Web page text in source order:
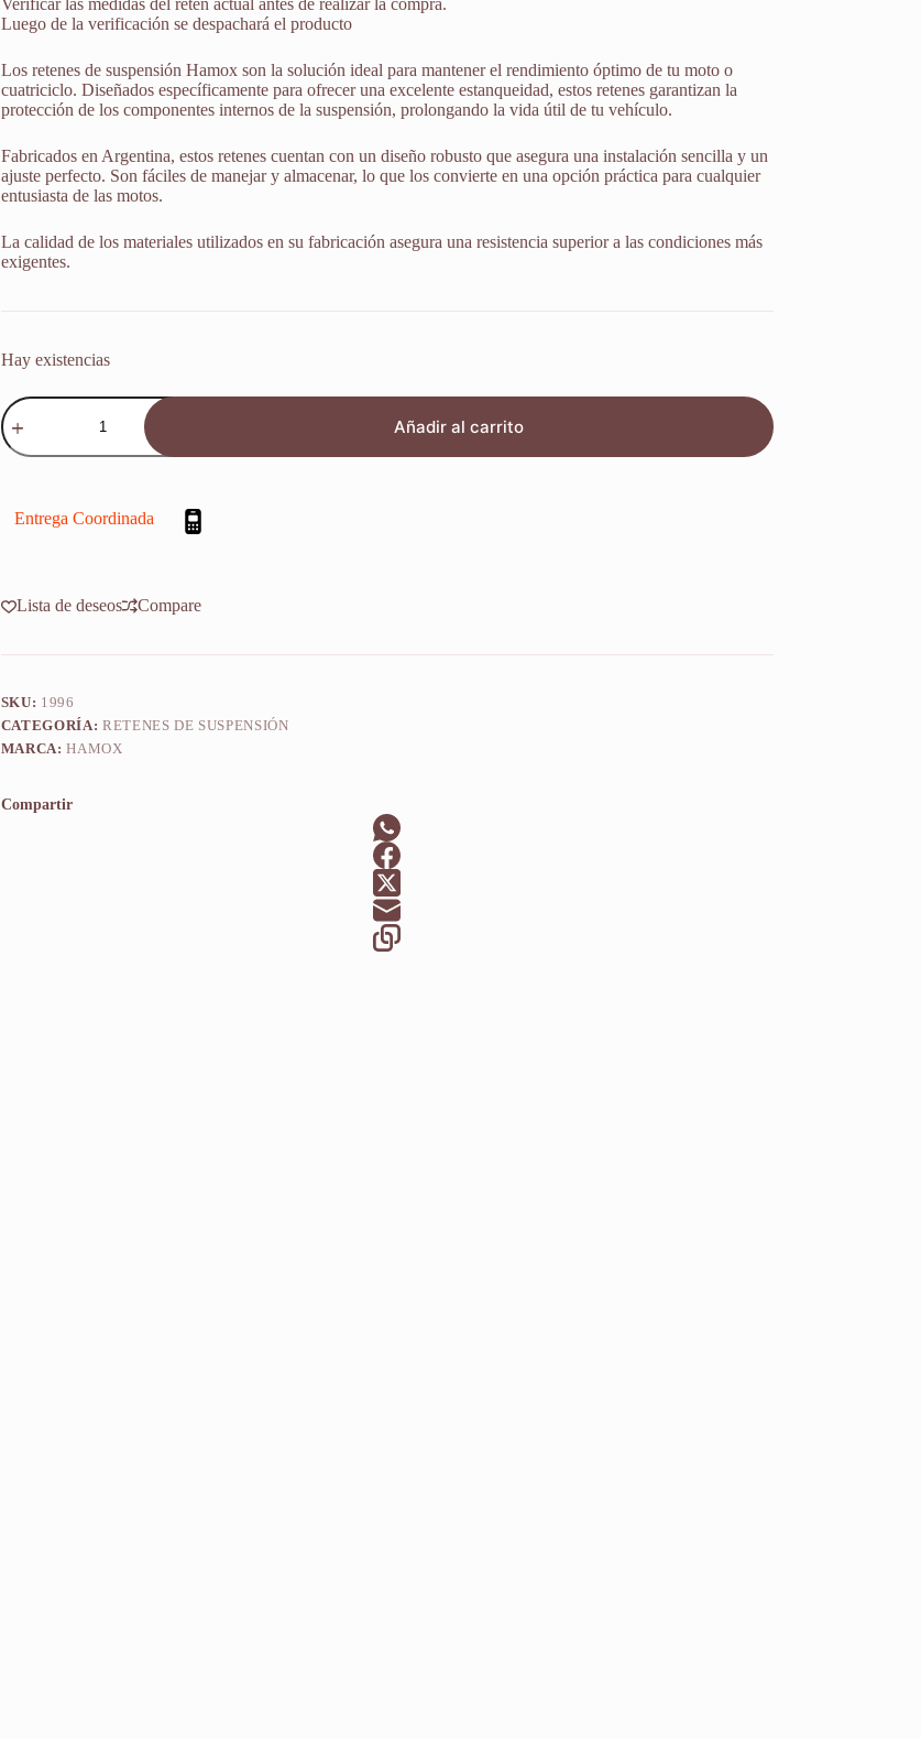
Verificar las medidas del retén actual antes de realizar la compra.
Luego de la verificación se despachará el producto
Los retenes de suspensión Hamox son la solución ideal para mantener el rendimiento óptimo de tu moto o
cuatriciclo. Diseñados específicamente para ofrecer una excelente estanqueidad, estos retenes garantizan la
protección de los componentes internos de la suspensión, prolongando la vida útil de tu vehículo.
Fabricados en Argentina, estos retenes cuentan con un diseño robusto que asegura una instalación sencilla y un
ajuste perfecto. Son fáciles de manejar y almacenar, lo que los convierte en una opción práctica para cualquier
entusiasta de las motos.
La calidad de los materiales utilizados en su fabricación asegura una resistencia superior a las condiciones más
exigentes.
Hay existencias
Retenes
Suspension
Honda
Nx
2002
Añadir al carrito
Entrega Coordinada
Lista de deseos Compare
SKU: 1996
CATEGORÍA: RETENES DE SUSPENSIÓN
MARCA:HAMOX
Compartir